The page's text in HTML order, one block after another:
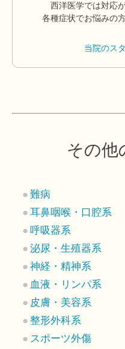
西洋医学では対応
各種症状でお悩みの
当院のス
その他
難病
耳鼻咽喉・口腔系
呼吸器系
泌尿・生殖器系
神経・精神系
血液・リンパ系
皮膚・美容系
整形外科系
スポーツ外傷